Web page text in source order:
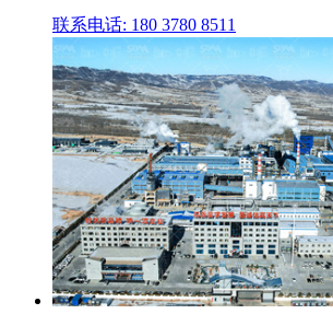
联系电话: 180 3780 8511